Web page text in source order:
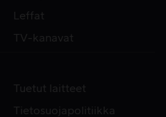
Leffat
TV-kanavat
Tuetut laitteet
Tietosuojapolitiikka